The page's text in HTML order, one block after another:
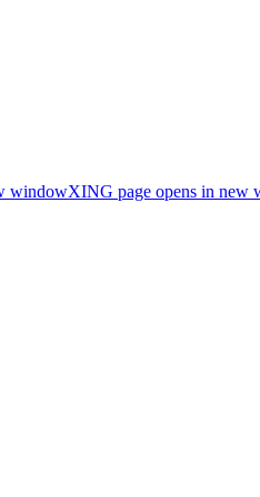
windowXING page opens in new